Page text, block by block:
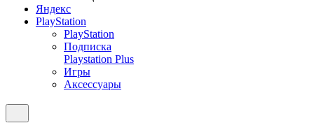
Яндекс
PlayStation
PlayStation
Подписка
Playstation Plus
Игры
Аксессуары